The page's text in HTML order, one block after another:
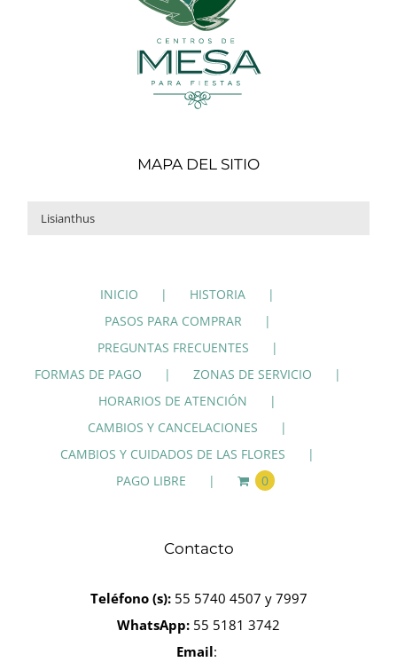
MAPA DEL SITIO
INICIO
HISTORIA
PASOS PARA COMPRAR
PREGUNTAS FRECUENTES
FORMAS DE PAGO
ZONAS DE SERVICIO
HORARIOS DE ATENCIÓN
CAMBIOS Y CANCELACIONES
CAMBIOS Y CUIDADOS DE LAS FLORES
PAGO LIBRE
0
Contacto
Teléfono (s):55 5740 4507 y 7997
WhatsApp: 55 5181 3742
Email: